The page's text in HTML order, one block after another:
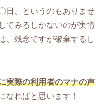
日、というのもありませ
てみるしかないのが実情
、残念ですが破棄するし
実際の利用者のマナの声
なればと思います！